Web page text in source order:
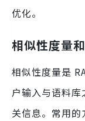
优化。
相似性度量
相似性度量是
户输入与语料
关信息。常用的